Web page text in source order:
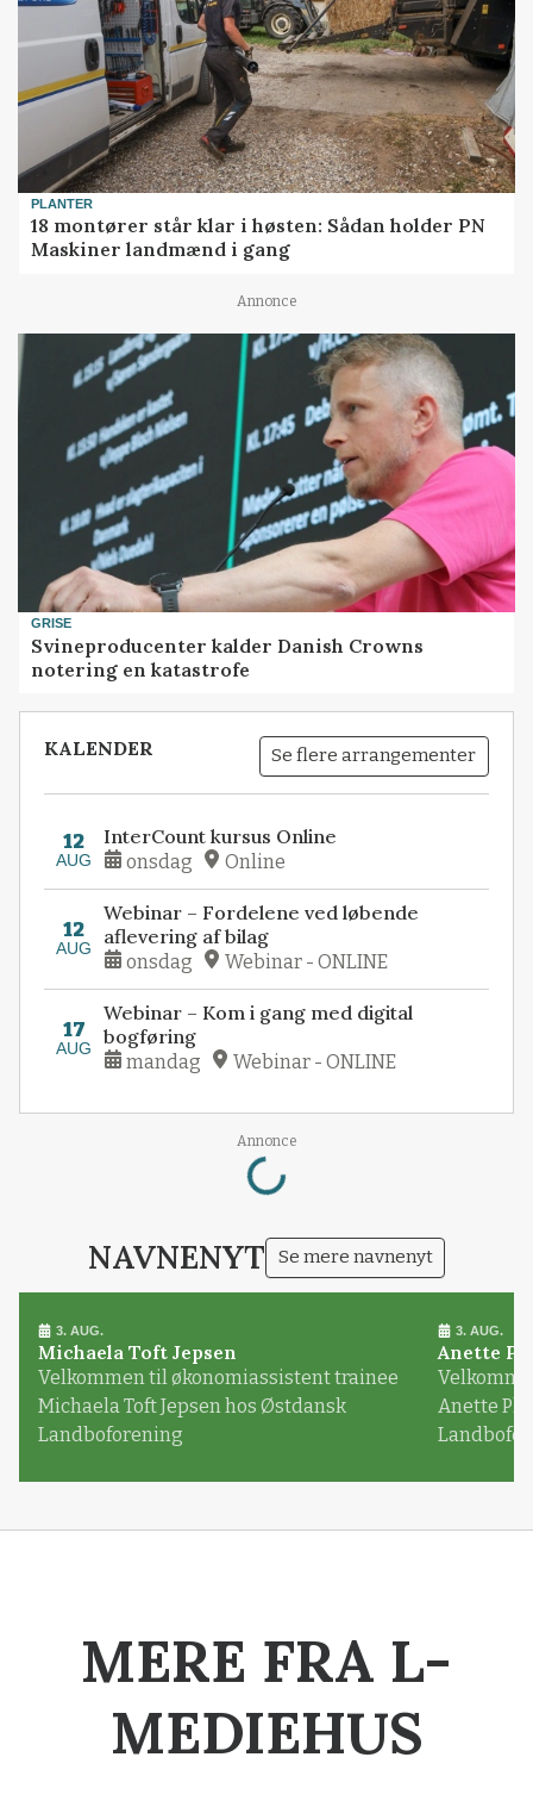
PLANTER
18 montører står klar i høsten: Sådan holder PN
Maskiner landmænd i gang
Annonce
GRISE
Svineproducenter kalder Danish Crowns
notering en katastrofe
KALENDER Se flere arrangementer
12
AUG
InterCount kursus Online
onsdag Online
12
AUG
Webinar – Fordelene ved løbende
aflevering af bilag
onsdag Webinar - ONLINE
17
AUG
Webinar – Kom i gang med digital
bogføring
mandag Webinar - ONLINE
Annonce
Loading...
NAVNENYT Se mere navnenyt
3. AUG.
Michaela Toft Jepsen
Velkommen til økonomiassistent trainee
Michaela Toft Jepsen hos Østdansk
Landboforening
3. AUG.
Anette
Anette
MERE FRA L-
MEDIEHUS